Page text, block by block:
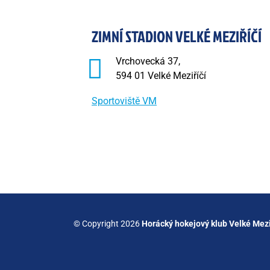
ZIMNÍ STADION VELKÉ MEZIŘÍČÍ
Vrchovecká 37,
594 01 Velké Meziříčí
Sportoviště VM
© Copyright 2026Horácký hokejový klub Velké